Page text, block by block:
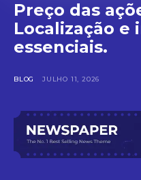
Preço das
Localização e
essenciais.
BLOG JULHO 11, 2026